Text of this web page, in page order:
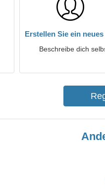
Erstellen Sie ein
Beschreibe dich